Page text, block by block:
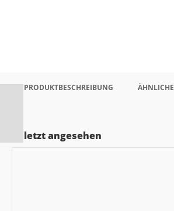
PRODUKTBESCHREIBUNG ÄHNLICHE
Zuletzt angesehen